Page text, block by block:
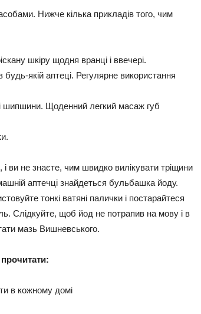
Нижче кілька прикладів того, чим
шкіру щодня вранці і ввечері.
якій аптеці. Регулярне використання
шипшини. Щоденний легкий масаж губ
ви не знаєте, чим швидко вилікувати тріщини
аптечці знайдеться бульбашка йоду.
тонкі ватяні палички і постарайтеся
Слідкуйте, щоб йод не потрапив на мову і в
мазь Вишневського.